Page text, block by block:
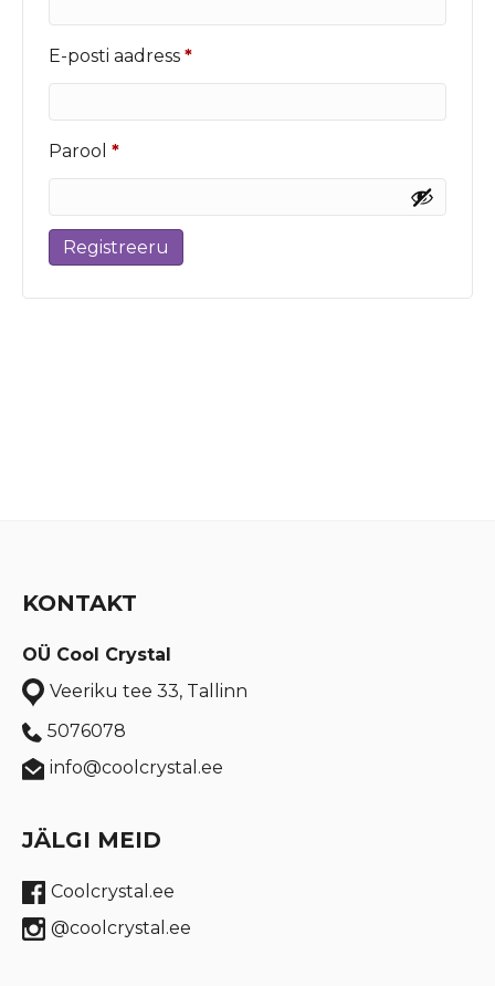
E-posti aadress *Nõutud
Parool *Nõutud
Registreeru
KONTAKT
OÜ Cool Crystal
Veeriku tee 33, Tallinn
5076078
info@coolcrystal.ee
JÄLGI MEID
Coolcrystal.ee
@coolcrystal.ee